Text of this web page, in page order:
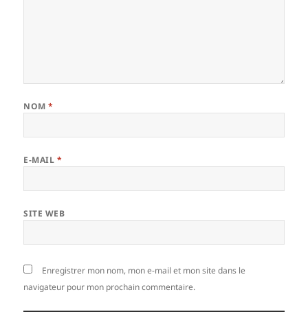
NOM*
E-MAIL *
SITE WEB
Enregistrer mon nom, mon e-mail et mon site dans le
navigateur pour mon prochain commentaire.